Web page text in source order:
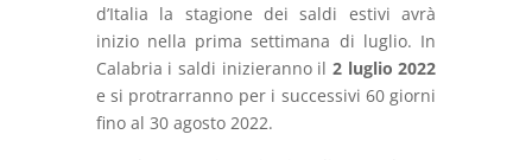
d’Italia la stagione dei saldi estivi avrà
inizio nella prima settimana di luglio. In
Calabria i saldi inizieranno il 2 luglio 2022
e si protrarranno per i successivi 60 giorni
fino al 30 agosto 2022.